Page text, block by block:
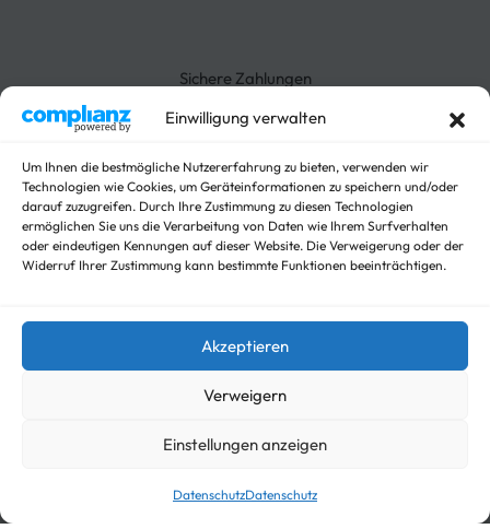
Einwilligung verwalten
Um Ihnen die bestmögliche Nutzererfahrung zu bieten, verwenden wir
Technologien wie Cookies, um Geräteinformationen zu speichern und/oder
darauf zuzugreifen. Durch Ihre Zustimmung zu diesen Technologien
ermöglichen Sie uns die Verarbeitung von Daten wie Ihrem Surfverhalten
oder eindeutigen Kennungen auf dieser Website. Die Verweigerung oder der
Widerruf Ihrer Zustimmung kann bestimmte Funktionen beeinträchtigen.
Akzeptieren
Verweigern
Einstellungen anzeigen
DatenschutzDatenschutz
Anhänger
Arbeitsbühnen Anhänger
Autotrailer
Autotrailer geschlossen
Baumaschinen
Für Fahrzeuge
Hochlader
Nicht kategorisieren
Sichere Zahlungen